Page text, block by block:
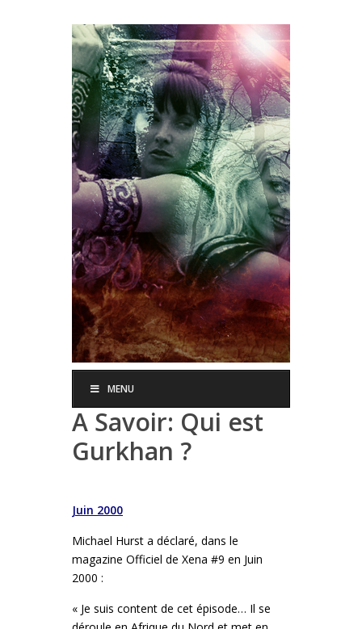
MENU
A Savoir: Qui est
Gurkhan ?
Juin 2000
Michael Hurst a déclaré, dans le
magazine Officiel de Xena #9 en Juin
2000 :
« Je suis content de cet épisode… Il se